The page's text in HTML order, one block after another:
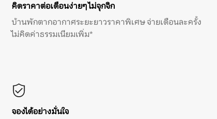
คิดราคาต่อเดือนง่ายๆ ไม่จุกจิก
บ้านพักตากอากาศระยะยาวราคาพิเศษ จ่ายเดือนละครั้ง
ไม่คิดค่าธรรมเนียมเพิ่ม*
จองได้อย่างมั่นใจ